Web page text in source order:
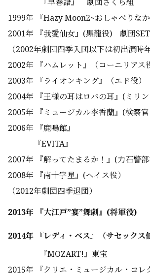
1999年 『Hazy Moon2~おしゃべりなか
2001年 『我愛仙女』(黒龍役) 劇団
（2002年劇団四季入団以下は初出演時年
2002年 『ハムレット』（コーニリアス
2003年 『ライオンキング』（エド役）
2004年 『王様の耳はロバの耳』(ミリ
2005年 『ミュージカル李香蘭』(検察
2006年 『鹿鳴館』
『EVITA』
2007年 『解ってたまるか！』(力石警部
2008年 『南十字星』(ヘイス役）
（2012年劇団四季退団）
2013年 『大江戸”宴”舞劇』(将軍役)
2014年 『レディ・ベス』（サセック
『MOZART!』東宝
2015年 『クリエ・ミュージカル・コレ